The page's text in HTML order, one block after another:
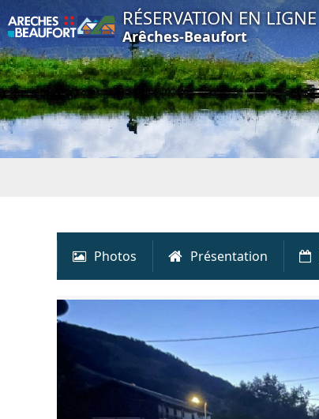
RÉSERVATION EN LIGNE
Arêches-Beaufort
Photos Présentation